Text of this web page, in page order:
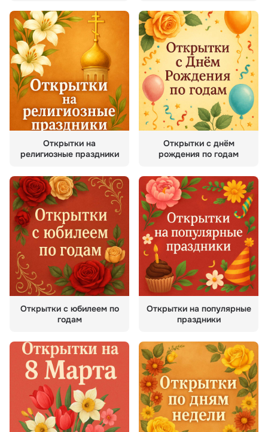
Открытки на
религиозные праздники
Открытки с днём
рождения по годам
Открытки с юбилеем по
годам
Открытки на популярные
праздники